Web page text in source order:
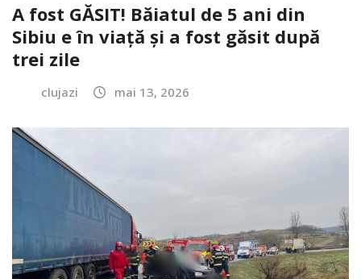
A fost GĂSIT! Băiatul de 5 ani din
Sibiu e în viață și a fost găsit după
trei zile
clujazi mai 13, 2026